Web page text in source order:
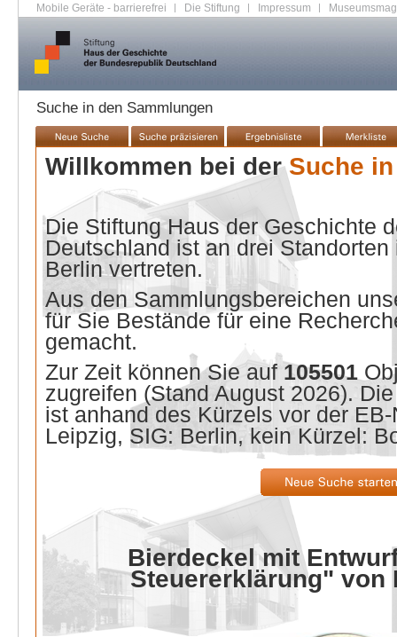
Mobile Geräte - barrierefrei | Die Stiftung | Impressum |
Suche in den Sammlungen
Willkommen bei derSuche
Die Stiftung Haus der Geschichte
Deutschland ist an drei
Berlin vertreten.
Aus den Sammlungsbereichen
für Sie Bestände für eine
gemacht.
Zur Zeit können Sie auf 105501
zugreifen (Stand August 2026).
ist anhand des Kürzels vor der
Leipzig, SIG: Berlin, kein Kürzel:
Bierdeckel mit
Steuererklärung" von